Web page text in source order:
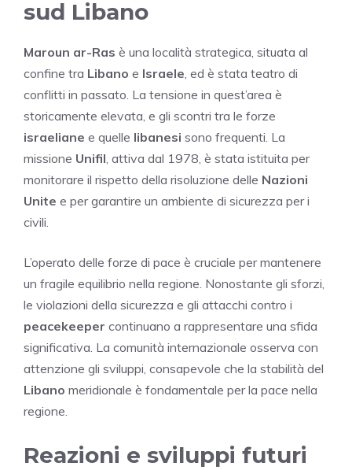
sud Libano
Maroun ar-Ras è una località strategica, situata al
confine tra Libano e Israele, ed è stata teatro di
conflitti in passato. La tensione in quest’area è
storicamente elevata, e gli scontri tra le forze
israeliane e quelle libanesi sono frequenti. La
missione Unifil, attiva dal 1978, è stata istituita per
monitorare il rispetto della risoluzione delle Nazioni
Unite e per garantire un ambiente di sicurezza per i
civili.
L’operato delle forze di pace è cruciale per mantenere
un fragile equilibrio nella regione. Nonostante gli sforzi,
le violazioni della sicurezza e gli attacchi contro i
peacekeeper continuano a rappresentare una sfida
significativa. La comunità internazionale osserva con
attenzione gli sviluppi, consapevole che la stabilità del
Libano meridionale è fondamentale per la pace nella
regione.
Reazioni e sviluppi futuri